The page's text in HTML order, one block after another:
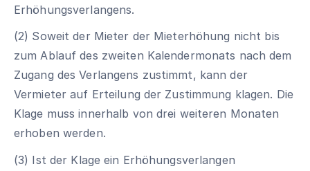
Erhöhungsverlangens.
(2) Soweit der Mieter der Mieterhöhung nicht bis
zum Ablauf des zweiten Kalendermonats nach dem
Zugang des Verlangens zustimmt, kann der
Vermieter auf Erteilung der Zustimmung klagen. Die
Klage muss innerhalb von drei weiteren Monaten
erhoben werden.
(3) Ist der Klage ein Erhöhungsverlangen